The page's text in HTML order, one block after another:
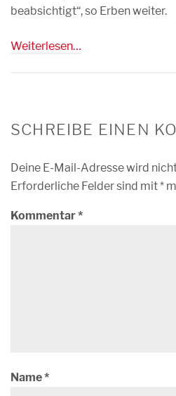
beabsichtigt“, so Erben weiter.
Weiterlesen…
SCHREIBE EINEN
Deine E-Mail-Adresse wird
Erforderliche Felder sind mit*
Kommentar*
Name*